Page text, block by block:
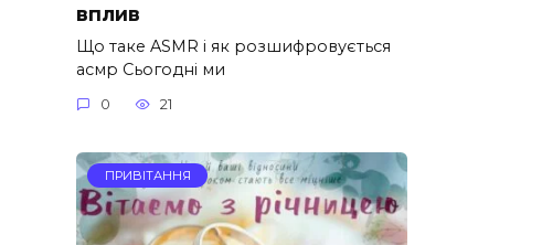
вплив
Що таке ASMR і як розшифровується
асмр Сьогодні ми
0 21
ПРИВІТАННЯ